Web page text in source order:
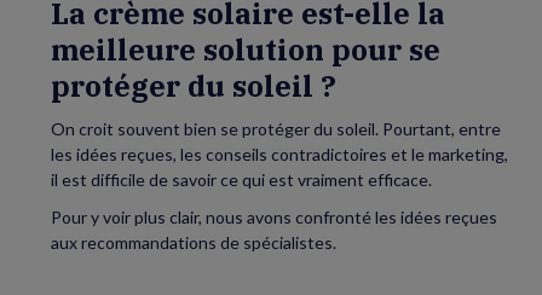
soleil
?
La crème solaire est-elle la
meilleure solution pour se
protéger du soleil ?
On croit souvent bien se protéger du soleil. Pourtant, entre
les idées reçues, les conseils contradictoires et le marketing,
il est difficile de savoir ce qui est vraiment efficace.
Pour y voir plus clair, nous avons confronté les idées reçues
aux recommandations de spécialistes.